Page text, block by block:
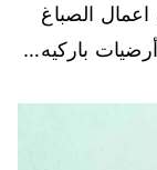
اعمال الصباغ
باركيه…